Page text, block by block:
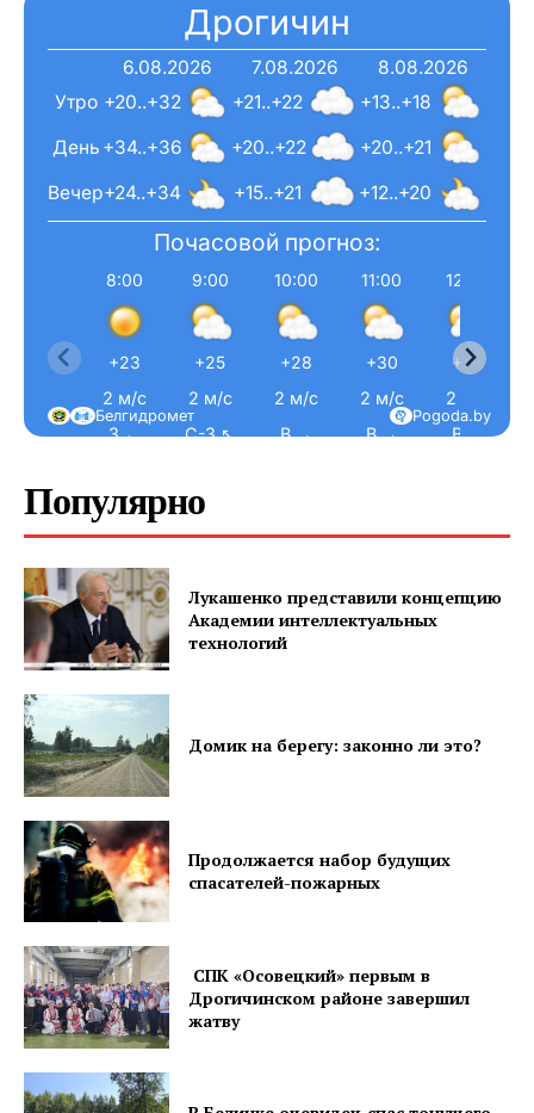
Дрогичин
6.08.2026
+20..+32
+34..+36
+24..+34
7.08.2026
+21..+22
+20..+22
+15..+21
8.08.2026
+13..+18
+20..+21
+12..+20
Вечер
День
Утро
Почасовой прогноз:
8:00
+23
2 м/с
З ←
9:00
+25
2 м/с
С-З ↖
10:00
+28
2 м/с
В →
11:00
+30
2 м/с
В →
12:00
+32
2 м/с
В →
Pogoda.by
Белгидромет
Популярно
Лукашенко представили концепцию
Академии интеллектуальных
технологий
Домик на берегу: законно ли это?
Продолжается набор будущих
спасателей-пожарных
СПК «Осовецкий» первым в
Дрогичинском районе завершил
жатву